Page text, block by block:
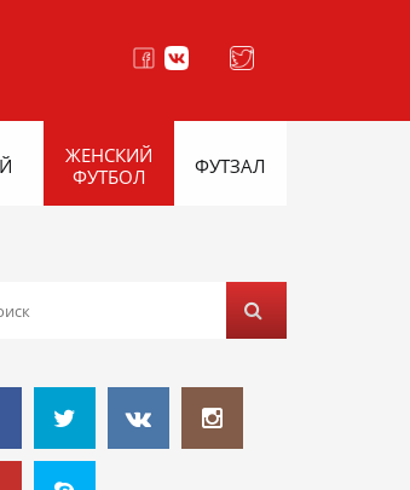
ЖЕНСКИЙ
ФУТБОЛ
ФУТЗАЛ